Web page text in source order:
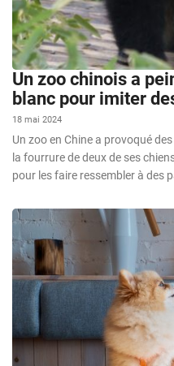
Un zoo chinois a
blanc pour imiter
18 mai 2024
Un zoo en Chine a provoqué
la fourrure de deux de ses
pour les faire ressembler à des